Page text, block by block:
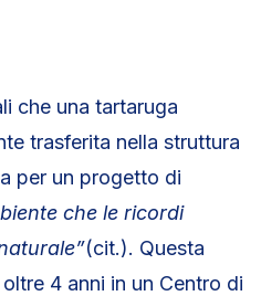
che una tartaruga
trasferita nella struttura
per un progetto di
che le ricordi
(cit.). Questa
4 anni in un Centro di